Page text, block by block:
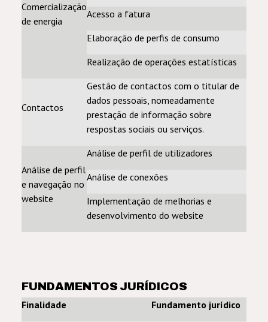
Comercialização
de energia
Acesso a fatura
Elaboração de perfis de consumo
Realização de operações estatísticas
Contactos
Gestão de contactos com o titular de
dados pessoais, nomeadamente
prestação de informação sobre
respostas sociais ou serviços.
Análise de perfil
e navegação no
website
Análise de perfil de utilizadores
Análise de conexões
Implementação de melhorias e
desenvolvimento do website
FUNDAMENTOS JURÍDICOS
Finalidade Fundamento jurídico